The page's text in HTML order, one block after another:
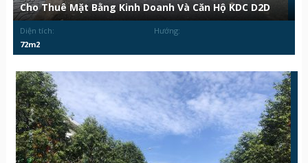
Cho Thuê Mặt Bằng Kinh Doanh Và Căn Hộ KDC D2D
Diện tích:
72m2
Hướng: